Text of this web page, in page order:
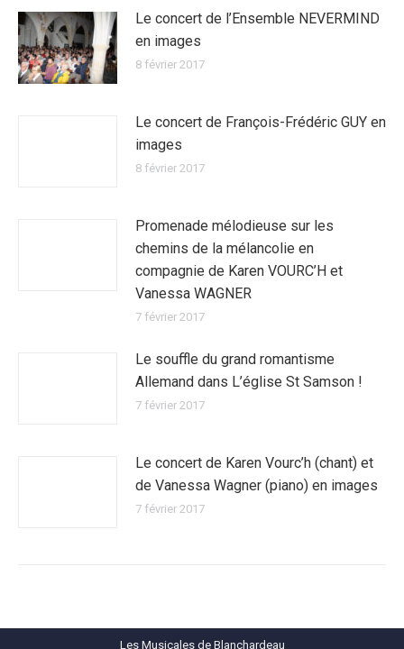
Le concert de l’Ensemble NEVERMIND
en images
8 février 2017
Le concert de François-Frédéric GUY en
images
8 février 2017
Promenade mélodieuse sur les
chemins de la mélancolie en
compagnie de Karen VOURC’H et
Vanessa WAGNER
7 février 2017
Le souffle du grand romantisme
Allemand dans L’église St Samson !
7 février 2017
Le concert de Karen Vourc’h (chant) et
de Vanessa Wagner (piano) en images
7 février 2017
Les Musicales de Blanchardeau